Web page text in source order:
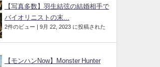
【写真多数】羽生結弦の結婚相手で
バイオリニストの末...
2件のビュー | 9月 22, 2023 に投稿された
【モンハンNow】Monster Hunter